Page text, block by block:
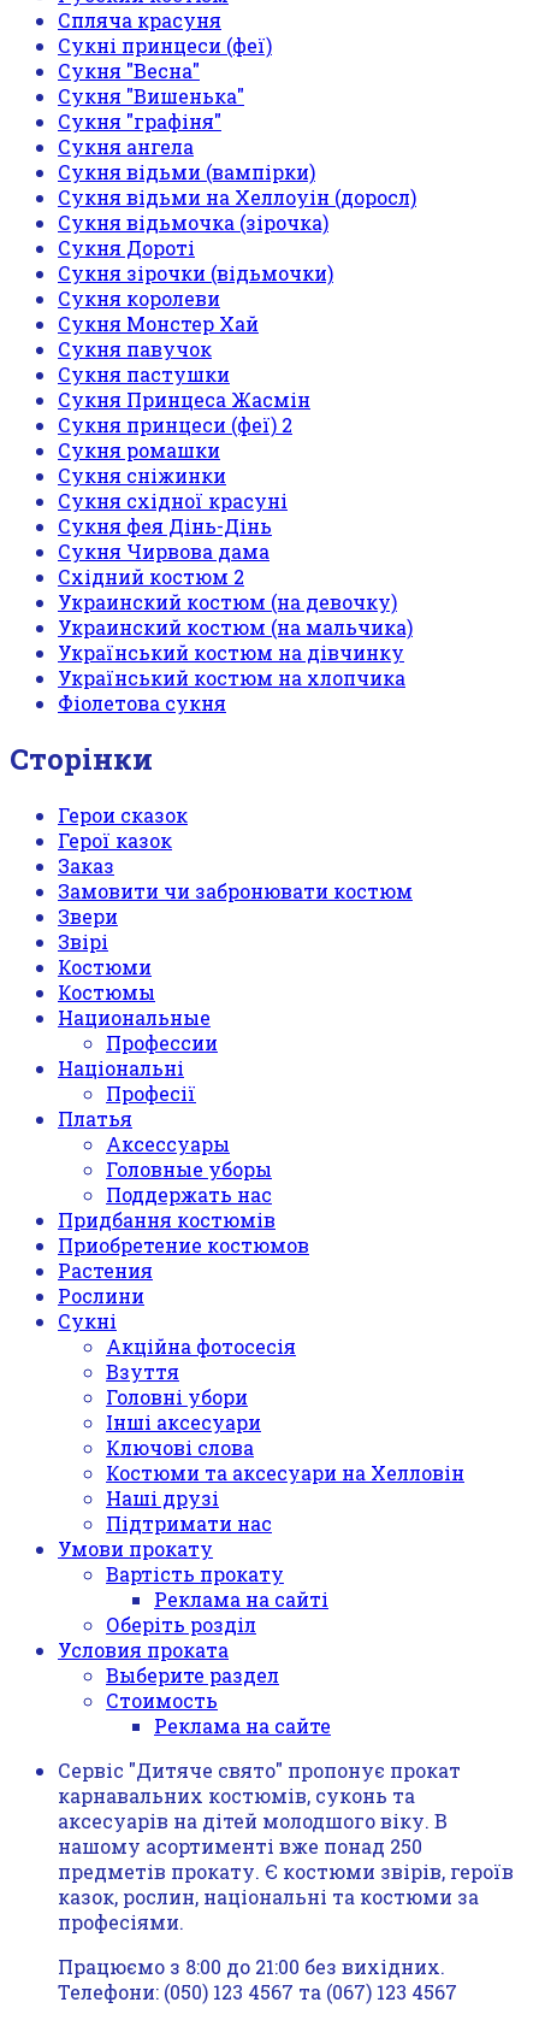
Спляча красуня
Сукні принцеси (феї)
Сукня "Весна"
Сукня "Вишенька"
Сукня "графіня"
Сукня ангела
Сукня відьми (вампірки)
Сукня відьми на Хеллоуін (доросл)
Сукня відьмочка (зірочка)
Сукня Дороті
Сукня зірочки (відьмочки)
Сукня королеви
Сукня Монстер Хай
Сукня павучок
Сукня пастушки
Сукня Принцеса Жасмін
Сукня принцеси (феї) 2
Сукня ромашки
Сукня сніжинки
Сукня східної красуні
Сукня фея Дінь-Дінь
Сукня Чирвова дама
Східний костюм 2
Украинский костюм (на девочку)
Украинский костюм (на мальчика)
Український костюм на дівчинку
Український костюм на хлопчика
Фіолетова сукня
Сторінки
Герои сказок
Герої казок
Заказ
Замовити чи забронювати костюм
Звери
Звірі
Костюми
Костюмы
Национальные
Профессии
Національні
Професії
Платья
Аксессуары
Головные уборы
Поддержать нас
Придбання костюмів
Приобретение костюмов
Растения
Рослини
Сукні
Акційна фотосесія
Взуття
Головні убори
Інші аксесуари
Ключові слова
Костюми та аксесуари на Хелловін
Наші друзі
Підтримати нас
Умови прокату
Вартість прокату
Реклама на сайті
Оберіть розділ
Условия проката
Выберите раздел
Стоимость
Реклама на сайте
Сервіс "Дитяче свято" пропонує прокат
карнавальних костюмів, суконь та
аксесуарів на дітей молодшого віку. В
нашому асортименті вже понад 250
предметів прокату. Є костюми звірів, героїв
казок, рослин, національні та костюми за
професіями.
Працюємо з 8:00 до 21:00 без вихідних.
Телефони: (050) 123 4567 та (067) 123 4567